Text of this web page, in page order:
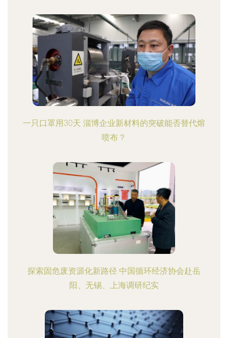
一只口罩用30天 淄博企业新材料的突破能否替代熔
喷布？
探索固危废资源化新路径 中国循环经济协会赴岳
阳、无锡、上海调研纪实